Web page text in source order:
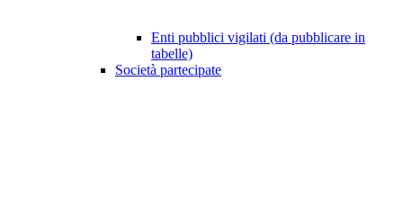
Enti pubblici vigilati (da pubblicare in
tabelle)
Società partecipate